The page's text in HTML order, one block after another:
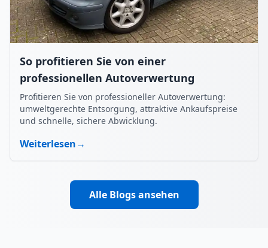
So profitieren Sie von einer
professionellen Autoverwertung
Profitieren Sie von professioneller Autoverwertung:
umweltgerechte Entsorgung, attraktive Ankaufspreise
und schnelle, sichere Abwicklung.
Weiterlesen→
Alle Blogs ansehen